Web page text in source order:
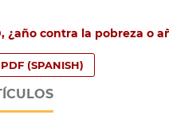
¿año contra la pobreza o
PDF (SPANISH)